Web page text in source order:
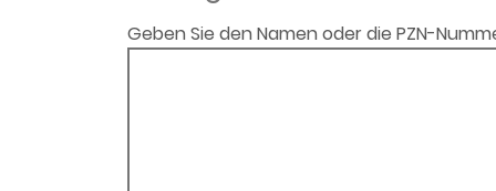
Geben Sie den Namen oder die PZN-